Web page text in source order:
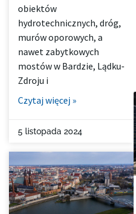
obiektów
hydrotechnicznych, dróg,
murów oporowych, a
nawet zabytkowych
mostów w Bardzie, Lądku-
Zdroju i
Czytaj więcej »
5 listopada 2024